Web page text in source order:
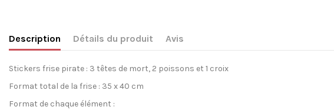
Description Détails du produit Avis
Stickers frise pirate : 3 têtes de mort, 2 poissons et 1 croix
Format total de la frise : 35 x 40 cm
Format de chaque élément :